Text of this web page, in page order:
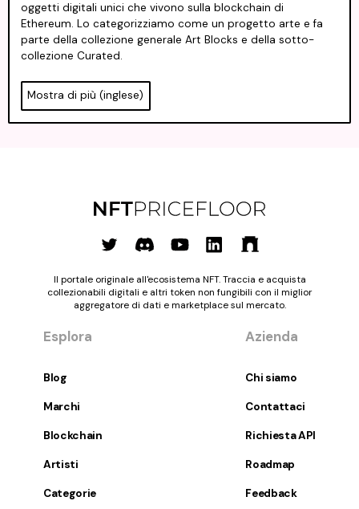
oggetti digitali unici che vivono sulla blockchain di
Ethereum. Lo categorizziamo come un progetto arte e fa
parte della collezione generale Art Blocks e della sotto-
collezione Curated.
Mostra di più (inglese)
Il portale originale all'ecosistema NFT. Traccia e acquista
collezionabili digitali e altri token non fungibili con il miglior
aggregatore di dati e marketplace sul mercato.
Esplora
Blog
Marchi
Blockchain
Artisti
Categorie
Azienda
Chi siamo
Contattaci
Richiesta API
Roadmap
Feedback